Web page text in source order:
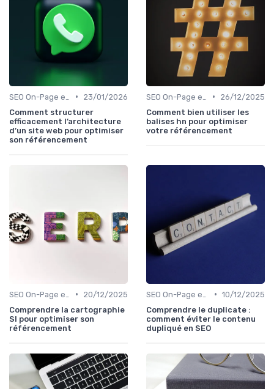
•
23/01/2026
Comment structurer
efficacement l’architecture
d’un site web pour optimiser
son référencement
•
26/12/2025
Comment bien utiliser les
balises hn pour optimiser
votre référencement
•
20/12/2025
Comprendre la cartographie
SI pour optimiser son
référencement
• 10/12/2025
Comprendre le duplicate :
comment éviter le contenu
dupliqué en SEO